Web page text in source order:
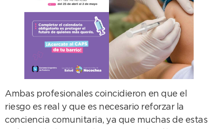
Ambas profesionales coincidieron en que el
riesgo es real y que es necesario reforzar la
conciencia comunitaria, ya que muchas de estas